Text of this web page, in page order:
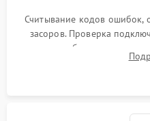
Считывание кодов ошибок,
засоров. Проверка
жалоб на отсутствие
разбрызгивателей или